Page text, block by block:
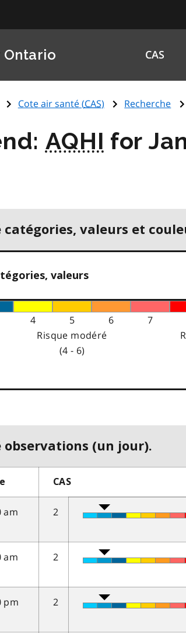
CAS
Cote air santé (CAS) Recherche
AQHI for
catégories, valeurs et
valeurs
4 5 6 7
Risque modéré
(4 - 6)
observations (un jour).
CAS
am
2
am
2
pm
2